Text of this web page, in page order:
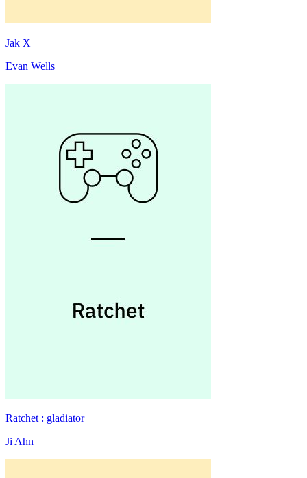
Jak X
Evan Wells
Ratchet : gladiator
Ji Ahn